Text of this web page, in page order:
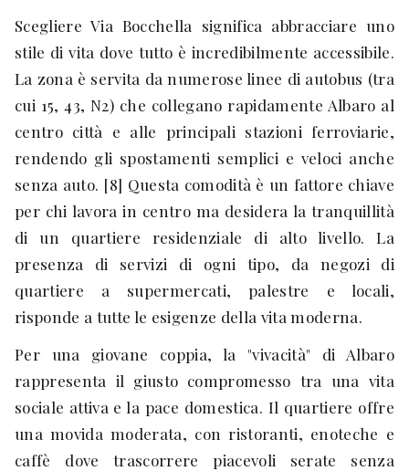
Scegliere Via Bocchella significa abbracciare uno
stile di vita dove tutto è incredibilmente accessibile.
La zona è servita da numerose linee di autobus (tra
cui 15, 43, N2) che collegano rapidamente Albaro al
centro città e alle principali stazioni ferroviarie,
rendendo gli spostamenti semplici e veloci anche
senza auto. [8] Questa comodità è un fattore chiave
per chi lavora in centro ma desidera la tranquillità
di un quartiere residenziale di alto livello. La
presenza di servizi di ogni tipo, da negozi di
quartiere a supermercati, palestre e locali,
risponde a tutte le esigenze della vita moderna.
Per una giovane coppia, la "vivacità" di Albaro
rappresenta il giusto compromesso tra una vita
sociale attiva e la pace domestica. Il quartiere offre
una movida moderata, con ristoranti, enoteche e
caffè dove trascorrere piacevoli serate senza